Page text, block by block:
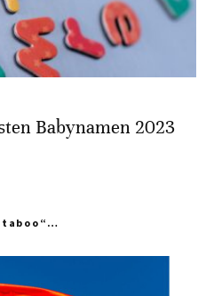
Babynamen 2023
taboo“…